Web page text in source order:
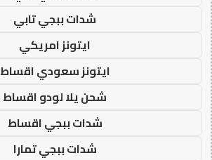
شدات ببجي تابي
ايتونز امريكي
ايتونز سعودي اقساط
شحن يلا لودو اقساط
شدات ببجي اقساط
شدات ببجي تمارا